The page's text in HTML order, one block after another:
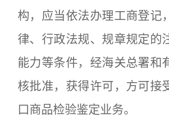
构，应当依法办理工商登记
律、行政法规、规章规定的
能力等条件，经海关总署和
核批准，获得许可，方可接
口商品检验鉴定业务。